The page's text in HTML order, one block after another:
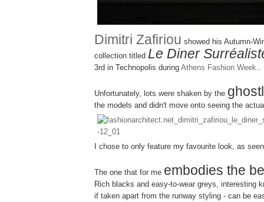
Dimitri Zafiriou showed his Autumn-
collection titled Le Diner
3rd in Technopolis during Athens Fashion Week
Unfortunately, lots were shaken by the
the models and didn't move onto seeing the
I chose to only feature my favourite look, as
The one that for me embodies the
Rich blacks and easy-to-wear greys, interesting
if taken apart from the runway styling - can be